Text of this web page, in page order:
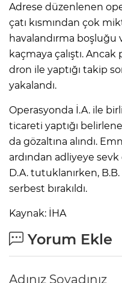
Adrese düzenlenen
çatı kısmından çok
havalandırma
kaçmaya çalıştı.
dron ile yaptığı takip
yakalandı.
Operasyonda İ.A. ile
ticareti yaptığı
da gözaltına alındı.
ardından adliyeye
D.A. tutuklanırken,
serbest bırakıldı.
Kaynak: İHA
Yorum Ekle
Adınız Soyadınız